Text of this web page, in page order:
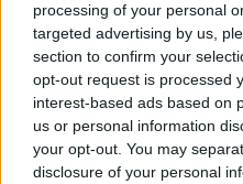
processing of your personal
targeted advertising by us,
section to confirm your
opt-out request is processed
interest-based ads based on
us or personal information
your opt-out. You may
disclosure of your personal